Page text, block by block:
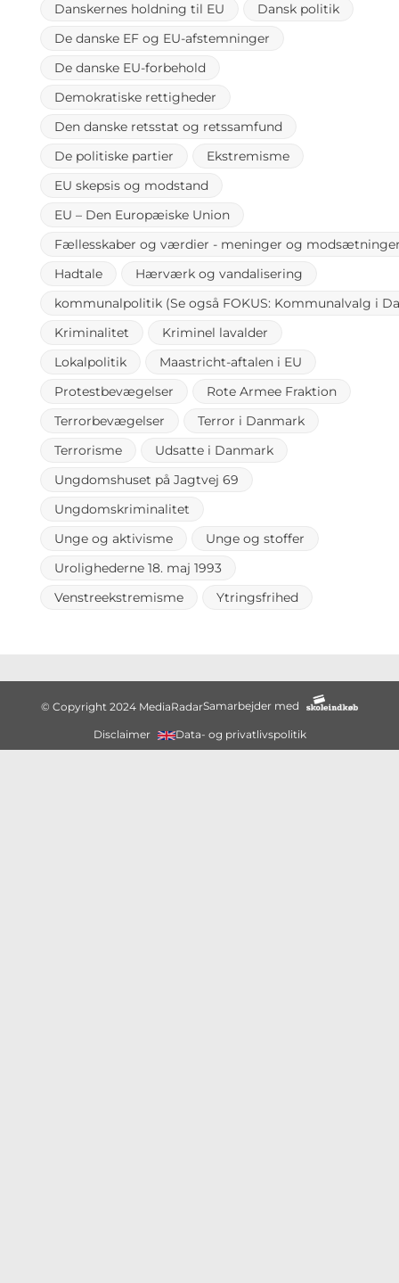
Danskernes holdning til EU
Dansk politik
De danske EF og EU-afstemninger
De danske EU-forbehold
Demokratiske rettigheder
Den danske retsstat og retssamfund
De politiske partier
Ekstremisme
EU skepsis og modstand
EU – Den Europæiske Union
Fællesskaber og værdier - meninger og
Hadtale
Hærværk og vandalisering
kommunalpolitik (Se også FOKUS: Kommunalvalg i
Kriminalitet
Kriminel lavalder
Lokalpolitik
Maastricht-aftalen i EU
Protestbevægelser
Rote Armee Fraktion
Terrorbevægelser
Terror i Danmark
Terrorisme
Udsatte i Danmark
Ungdomshuset på Jagtvej 69
Ungdomskriminalitet
Unge og aktivisme
Unge og stoffer
Urolighederne 18. maj 1993
Venstreekstremisme
Ytringsfrihed
© Copyright 2024 MediaRadarSamarbejder med
Disclaimer Data- og privatlivspolitik